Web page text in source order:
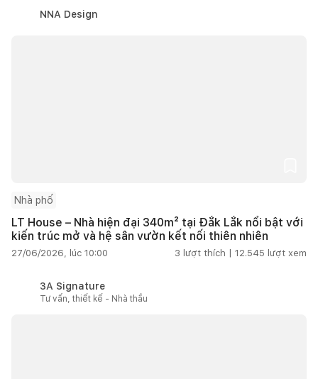
NNA Design
Nhà phố
LT House – Nhà hiện đại 340m² tại Đắk Lắk nổi bật với
kiến trúc mở và hệ sân vườn kết nối thiên nhiên
27/06/2026, lúc 10:00 3 lượt thích | 12.545 lượt xem
3A Signature
Tư vấn, thiết kế - Nhà thầu